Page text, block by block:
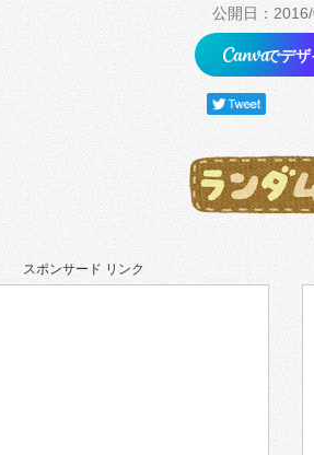
公開日：
でデ
スポンサード リンク